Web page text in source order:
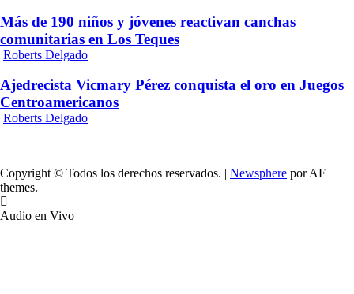
Más de 190 niños y jóvenes reactivan canchas
comunitarias en Los Teques
Roberts Delgado
Ajedrecista Vicmary Pérez conquista el oro en Juegos
Centroamericanos
Roberts Delgado
Copyright © Todos los derechos reservados. | Newsphere por AF
themes.
Audio en Vivo